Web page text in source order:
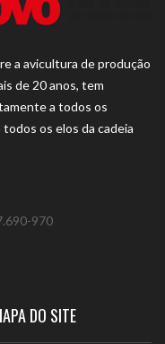
a avicultura de produção
de 20 anos, tem
a todos os
os elos da cadeia
970
DO SITE